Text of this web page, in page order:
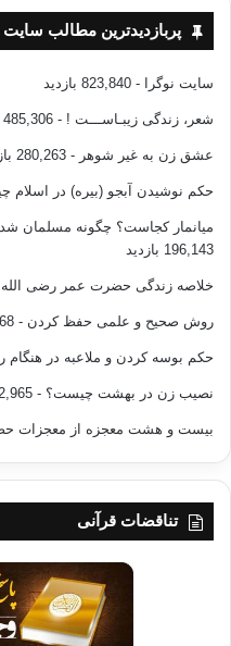
پربازدیدترین مطالب سایت
سایت نوگرا - 823,840 بازدید
شعر، زندگی زیبـاســـت ! - 485,306 بازدید
عشق زن به غیر شوهر - 280,263 بازدید
حکم نوشیدن آبجو (بیره) در اسلام
میانمار کجاست؟ چگونه مسلمان
196,143 بازدید
خلاصه زندگی حضرت عمر رضی الله
روش صحیح و علمی حفظ کردن - 180,568 بازدید
حکم بوسه کردن و ملاعبه در هنگام
نصیب زن در بهشت چیست؟ - 152,965 بازدید
بیست و هشت معجزه از معجزات
تناقضات قرآنی